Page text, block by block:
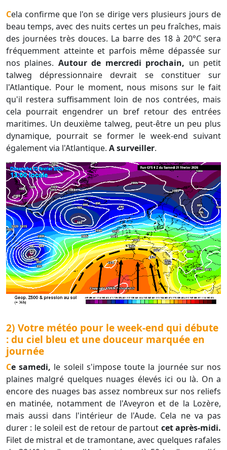
Cela confirme que l'on se dirige vers plusieurs jours de
beau temps, avec des nuits certes un peu fraîches, mais
des journées très douces. La barre des 18 à 20°C sera
fréquemment atteinte et parfois même dépassée sur
nos plaines. Autour de mercredi prochain, un petit
talweg dépressionnaire devrait se constituer sur
l'Atlantique. Pour le moment, nous misons sur le fait
qu'il restera suffisamment loin de nos contrées, mais
cela pourrait engendrer un bref retour des entrées
maritimes. Un deuxième talweg, peut-être un peu plus
dynamique, pourrait se former le week-end suivant
également via l'Atlantique. A surveiller.
2) Votre météo pour le week-end qui débute
: du ciel bleu et une douceur marquée en
journée
Ce samedi, le soleil s'impose toute la journée sur nos
plaines malgré quelques nuages élevés ici ou là. On a
encore des nuages bas assez nombreux sur nos reliefs
en matinée, notamment de l'Aveyron et de la Lozère,
mais aussi dans l'intérieur de l'Aude. Cela ne va pas
durer : le soleil est de retour de partout cet après-midi.
Filet de mistral et de tramontane, avec quelques rafales